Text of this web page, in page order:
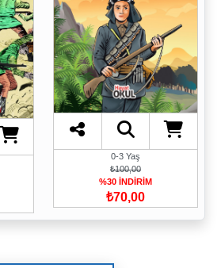
0-3 Yaş
₺100,00
%30 İNDİRİM
₺70,00